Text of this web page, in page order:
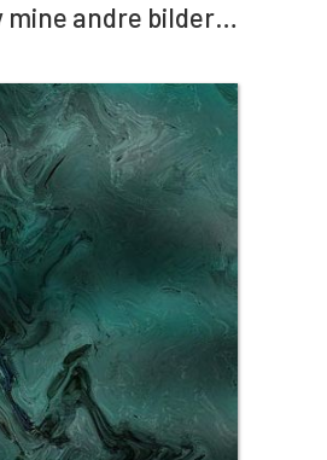
mine andre bilder…